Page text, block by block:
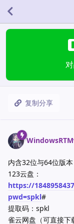
复制分享
内含32位与64位版本
123云盘：
https://
pwd=spkl#
提取码：spkl
雀云网盘（可直接下